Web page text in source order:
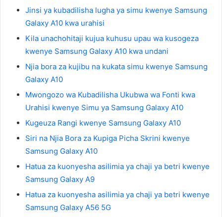
Jinsi ya kubadilisha lugha ya simu kwenye Samsung
Galaxy A10 kwa urahisi
Kila unachohitaji kujua kuhusu upau wa kusogeza
kwenye Samsung Galaxy A10 kwa undani
Njia bora za kujibu na kukata simu kwenye Samsung
Galaxy A10
Mwongozo wa Kubadilisha Ukubwa wa Fonti kwa
Urahisi kwenye Simu ya Samsung Galaxy A10
Kugeuza Rangi kwenye Samsung Galaxy A10
Siri na Njia Bora za Kupiga Picha Skrini kwenye
Samsung Galaxy A10
Hatua za kuonyesha asilimia ya chaji ya betri kwenye
Samsung Galaxy A9
Hatua za kuonyesha asilimia ya chaji ya betri kwenye
Samsung Galaxy A56 5G